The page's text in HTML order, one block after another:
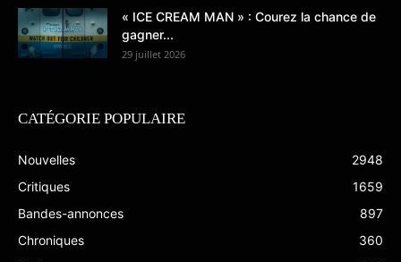
« ICE CREAM MAN » : Courez la chance de
gagner...
29 juillet 2026
CATÉGORIE POPULAIRE
Nouvelles
2948
Critiques
1659
Bandes-annonces
897
Chroniques
360